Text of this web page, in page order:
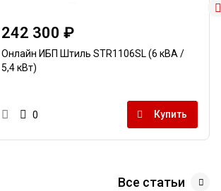
242 300 ₽
Онлайн ИБП Штиль STR1106SL (6 кВА /
5,4 кВт)
0 Купить
Все статьи